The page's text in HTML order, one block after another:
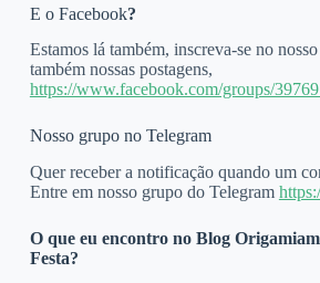
E o Facebook?
Estamos lá também, inscreva-se no
também nossas postagens,
https://www.facebook.com/groups/
Nosso grupo no Telegram
Quer receber a notificação quando um
Entre em nosso grupo do Telegram
O que eu encontro no Blog
Festa?